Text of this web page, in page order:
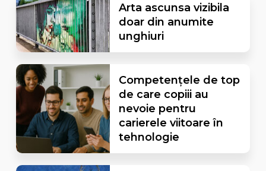
Arta ascunsa vizibila
doar din anumite
unghiuri
Competențele de top
de care copiii au
nevoie pentru
carierele viitoare în
tehnologie